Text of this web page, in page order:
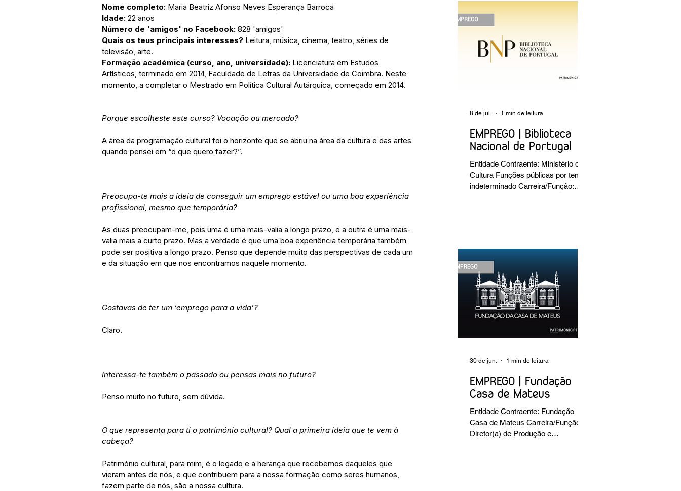
Nome completo: Maria Beatriz Afonso Neves Esperança Barroca
Idade: 22 anos
Número de 'amigos' no Facebook: 828 'amigos'
Quais os teus principais interesses? Leitura, música, cinema, teatro, séries de
televisão, arte.
Formação académica (curso, ano, universidade): Licenciatura em Estudos
Artísticos, terminado em 2014, Faculdade de Letras da Universidade de Coimbra. Neste
momento, a completar o Mestrado em Política Cultural Autárquica, começado em 2014.
Porque escolheste este curso? Vocação ou mercado?
A área da programação cultural foi o horizonte que se abriu na área da cultura e das artes
quando pensei em “o que quero fazer?”.
Preocupa-te mais a ideia de conseguir um emprego estável ou uma boa experiência
profissional, mesmo que temporária?
As duas preocupam-me, pois uma é uma mais-valia a longo prazo, e a outra é uma mais-
valia mais a curto prazo. Mas a verdade é que uma boa experiência temporária também
pode ser positiva a longo prazo. Penso que depende muito das perspectivas de cada um
e da situação em que nos encontramos naquele momento.
Gostavas de ter um ‘emprego para a vida’?
Claro.
Interessa-te também o passado ou pensas mais no futuro?
Penso muito no futuro, sem dúvida.
O que representa para ti o património cultural? Qual a primeira ideia que te vem à
cabeça?
Património cultural, para mim, é o legado e a herança que recebemos daqueles que
vieram antes de nós, e que contribuem para a nossa formação como seres humanos,
fazem parte de nós, são a nossa cultura.
EMPREGO | Biblioteca
Nacional de Portugal
Entidade Contraente: Ministério da
Cultura Funções públicas por tempo
indeterminado Carreira/Função:
espécies bibliográficas
intervencionadas; execução dos
programas de conservação
preventiva; produção de fichas de
tratamento e registo fotográfico das
intervenções; apoio a exposições i
8 de jul. 1 min de leitura
EMPREGO | Fundação
Casa de Mateus
Entidade Contraente: Fundação
Casa de Mateus Carreira/Função:
Diretor(a) de Produção e
30 de jun. 1 min de leitura